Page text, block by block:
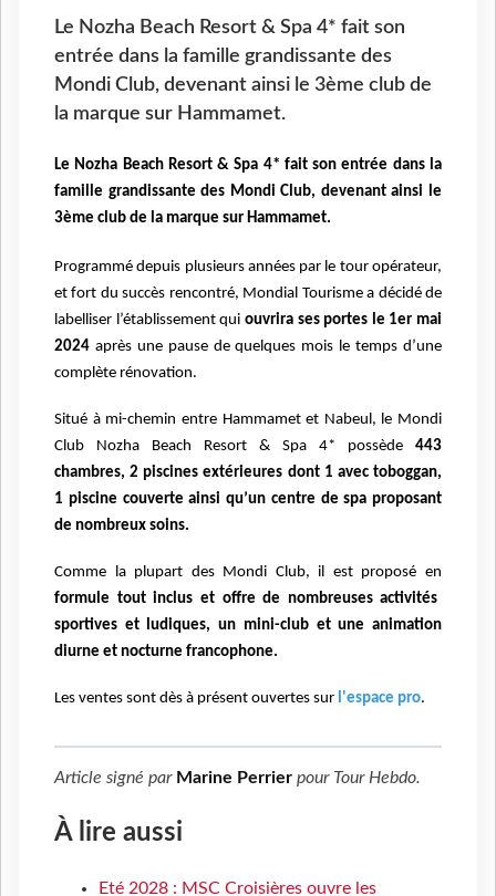
Le Nozha Beach Resort & Spa 4* fait son
entrée dans la famille grandissante des
Mondi Club, devenant ainsi le 3ème club de
la marque sur Hammamet.
Le Nozha Beach Resort & Spa 4* fait son entrée dans la
famille grandissante des Mondi Club, devenant ainsi le
3ème club de la marque sur Hammamet.
Programmé depuis plusieurs années par le tour opérateur,
et fort du succès rencontré, Mondial Tourisme a décidé de
labelliser l’établissement qui ouvrira ses portes le 1er mai
2024 après une pause de quelques mois le temps d’une
complète rénovation.
Situé à mi-chemin entre Hammamet et Nabeul, le Mondi
Club Nozha Beach Resort & Spa 4* possède 443
chambres, 2 piscines extérieures dont 1 avec toboggan,
1 piscine couverte ainsi qu’un centre de spa proposant
de nombreux soins.
Comme la plupart des Mondi Club, il est proposé en
formule tout inclus et offre de nombreuses activités
sportives et ludiques, un mini-club et une animation
diurne et nocturne francophone.
Les ventes sont dès à présent ouvertes sur l'espace pro.
Article signé par Marine Perrier pour Tour Hebdo.
À lire aussi
Eté 2028 : MSC Croisières ouvre les